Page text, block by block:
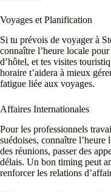
Voyages et Planification
Si tu prévois de voyager à
connaître l’heure locale
d’hôtel, et tes visites
horaire t’aidera à mieux
fatigue liée aux voyages.
Affaires Internationales
Pour les professionnels
suédoises, connaître
des réunions, passer des
délais. Un bon timing peut
renforcer les relations